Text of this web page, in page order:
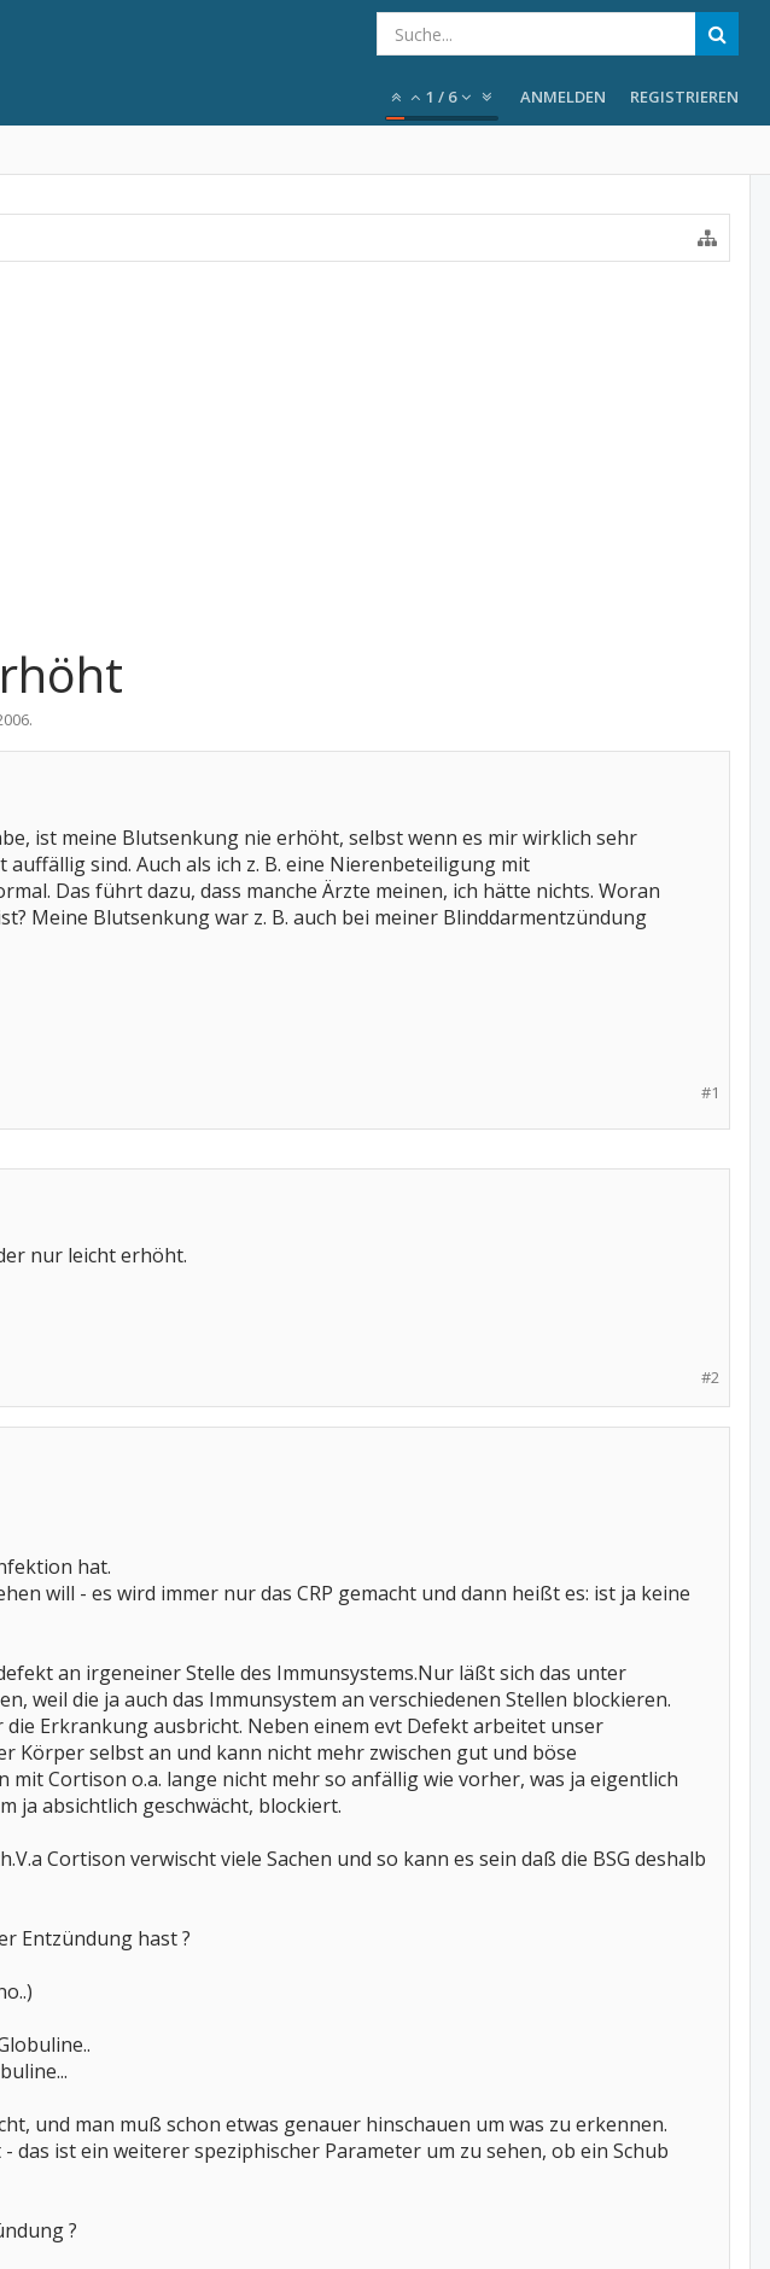
1 / 6 ANMELDEN REGISTRIEREN
.
ist meine Blutsenkung nie erhöht, selbst wenn es mir wirklich sehr
sind. Auch als ich z. B. eine Nierenbeteiligung mit
Das führt dazu, dass manche Ärzte meinen, ich hätte nichts. Woran
Meine Blutsenkung war z. B. auch bei meiner Blinddarmentzündung
#1
nur leicht erhöht.
#2
hat.
will - es wird immer nur das CRP gemacht und dann heißt es: ist ja keine
an irgeneiner Stelle des Immunsystems.Nur läßt sich das unter
weil die ja auch das Immunsystem an verschiedenen Stellen blockieren.
Erkrankung ausbricht. Neben einem evt Defekt arbeitet unser
Körper selbst an und kann nicht mehr zwischen gut und böse
mit Cortison o.a. lange nicht mehr so anfällig wie vorher, was ja eigentlich
ja absichtlich geschwächt, blockiert.
Cortison verwischt viele Sachen und so kann es sein daß die BSG deshalb
Entzündung hast ?
und man muß schon etwas genauer hinschauen um was zu erkennen.
ist ein weiterer speziphischer Parameter um zu sehen, ob ein Schub
?